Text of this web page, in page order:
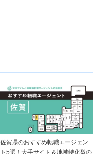
佐賀県のおすすめ転職エージェン
ト5選！大手サイト＆地域特化型の